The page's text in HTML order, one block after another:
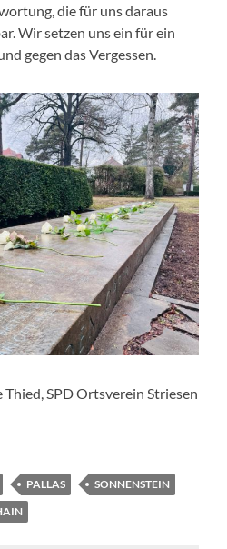
die für uns daraus
Wir setzen uns ein für ein
gegen das Vergessen.
SPD Ortsverein Striesen
PALLAS
SONNENSTEIN